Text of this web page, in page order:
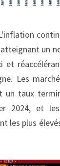
un
et
Les
un taux
2024, et les
les plus